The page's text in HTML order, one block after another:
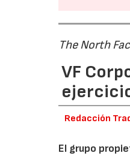
The North
VF
Redacción
El grupo